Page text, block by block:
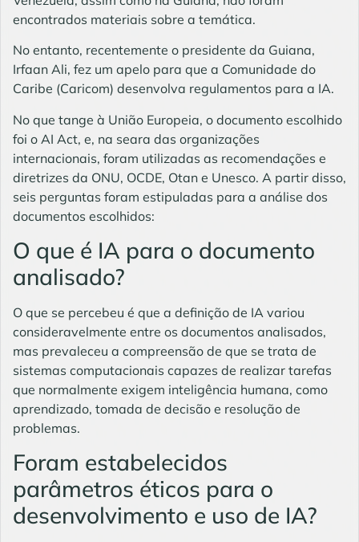
encontrados materiais sobre a temática.
No entanto, recentemente o presidente da Guiana,
Irfaan Ali, fez um apelo para que a Comunidade do
Caribe (Caricom) desenvolva regulamentos para a IA.
No que tange à União Europeia, o documento escolhido
foi o AI Act, e, na seara das organizações
internacionais, foram utilizadas as recomendações e
diretrizes da ONU, OCDE, Otan e Unesco. A partir disso,
seis perguntas foram estipuladas para a análise dos
documentos escolhidos:
O que é IA para o documento
analisado?
O que se percebeu é que a definição de IA variou
consideravelmente entre os documentos analisados,
mas prevaleceu a compreensão de que se trata de
sistemas computacionais capazes de realizar tarefas
que normalmente exigem inteligência humana, como
aprendizado, tomada de decisão e resolução de
problemas.
Foram estabelecidos
parâmetros éticos para o
desenvolvimento e uso de IA?